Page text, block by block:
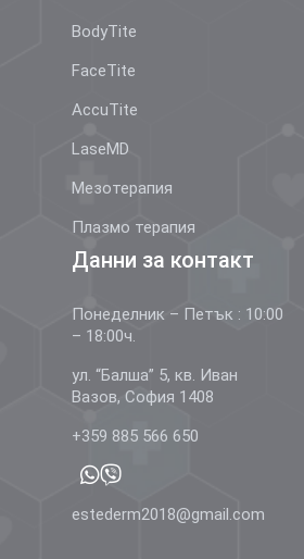
BodyTite
FaceTite
AccuTite
LaseMD
Мезотерапия
Плазмо терапия
Данни за контакт
Понеделник – Петък : 10:00
– 18:00ч.
ул. “Балша” 5, кв. Иван
Вазов, София 1408
+359 885 566 650
estederm2018@gmail.com